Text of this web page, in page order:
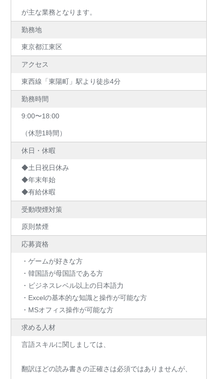
が主な業務となります。
勤務地
東京都江東区
アクセス
東西線「東陽町」駅より徒歩4分
勤務時間
9:00〜18:00
（休憩1時間）
休日・休暇
◆土日祝日休み
◆年末年始
◆有給休暇
受動喫煙対策
原則禁煙
応募資格
・ゲームが好きな方
・韓国語が母国語である方
・ビジネスレベル以上の日本語力
・Excelの基本的な知識と操作が可能な方
・MSオフィス操作が可能な方
求める人材
言語スキルに関しましては、
翻訳ほどの読み書きの正確さは必須ではありませんが、